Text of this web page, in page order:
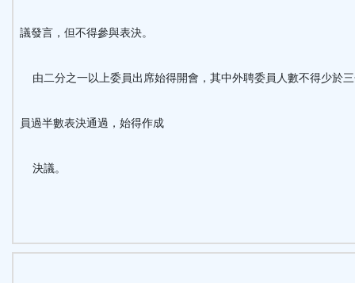
議發言，但不得參與表決。
由二分之一以上委員出席始得開會，其中外聘委員人數不得少於
員過半數表決通過，始得作成
決議。